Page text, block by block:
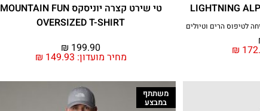
₪
טי שירט קצרה יוניסקס MOUNTAIN FUN
OVERSIZED T-SHIRT
מחיר מועדון: ₪ 149.93
₪ 199.90
משתתף
במבצע